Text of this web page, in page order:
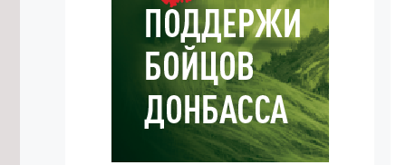
7/08/2026 в 20:09
Жительница Читы обратила
внимание на разрушающуюся
Театральную площадь
7/08/2026 в 19:29
Путь к школе и детсаду
благоустроили в Дульдурге по